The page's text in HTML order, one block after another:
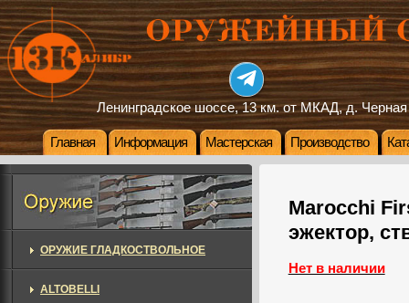
Ленинградское шоссе, 13 км. от МКАД, д. Черная
Главная Информация Мастерская Производство
Marocchi
эжектор,
Нет в наличии
ОРУЖИЕ ГЛАДКОСТВОЛЬНОЕ
ALTOBELLI